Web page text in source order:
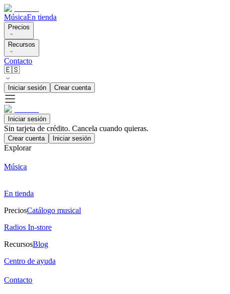
MúsicaEn tienda
Precios
Recursos
Contacto
🇪🇸
Iniciar sesión Crear cuenta
Iniciar sesión
Sin tarjeta de crédito. Cancela cuando quieras.
Crear cuenta Iniciar sesión
Explorar
Música
En tienda
PreciosCatálogo musical
Radios In-store
RecursosBlog
Centro de ayuda
Contacto